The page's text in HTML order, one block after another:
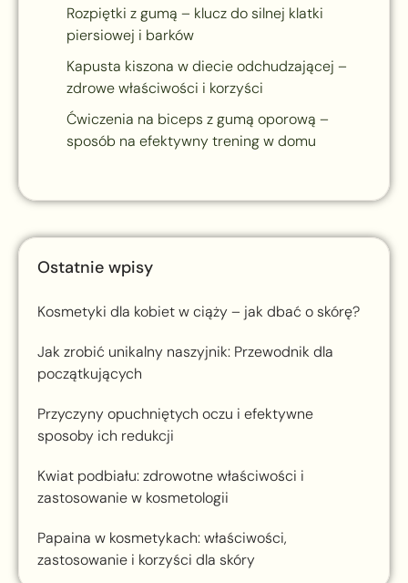
Rozpiętki z gumą – klucz do silnej klatki
piersiowej i barków
Kapusta kiszona w diecie odchudzającej –
zdrowe właściwości i korzyści
Ćwiczenia na biceps z gumą oporową –
sposób na efektywny trening w domu
Ostatnie wpisy
Kosmetyki dla kobiet w ciąży – jak dbać o skórę?
Jak zrobić unikalny naszyjnik: Przewodnik dla
początkujących
Przyczyny opuchniętych oczu i efektywne
sposoby ich redukcji
Kwiat podbiału: zdrowotne właściwości i
zastosowanie w kosmetologii
Papaina w kosmetykach: właściwości,
zastosowanie i korzyści dla skóry